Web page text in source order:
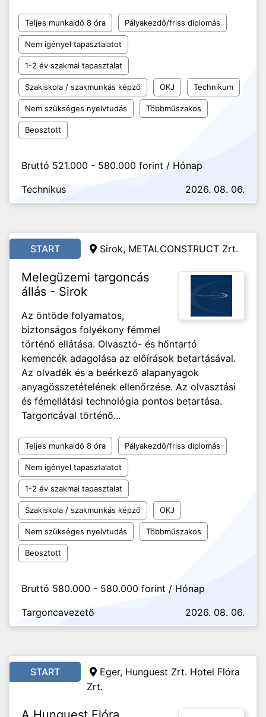
Teljes munkaidő 8 óra Pályakezdő/friss diplomás
Nem igényel tapasztalatot
1-2 év szakmai tapasztalat
Szakiskola / szakmunkás képző OKJ Technikum
Nem szükséges nyelvtudás Többműszakos
Beosztott
Bruttó 521.000 - 580.000 forint / Hónap
Technikus
2026. 08. 06.
START Sirok, METALCONSTRUCT Zrt.
Melegüzemi targoncás
állás - Sirok
Az öntöde folyamatos,
biztonságos folyékony fémmel
történő ellátása. Olvasztó- és hőntartó
kemencék adagolása az előírások betartásával.
Az olvadék és a beérkező alapanyagok
anyagösszetételének ellenőrzése. Az olvasztási
és fémellátási technológia pontos betartása.
Targoncával történő...
Teljes munkaidő 8 óra Pályakezdő/friss diplomás
Nem igényel tapasztalatot
1-2 év szakmai tapasztalat
Szakiskola / szakmunkás képző OKJ
Nem szükséges nyelvtudás Többműszakos
Beosztott
Bruttó 580.000 - 580.000 forint / Hónap
Targoncavezető
2026. 08. 06.
START
Eger, Hunguest Zrt. Hotel Flóra
Zrt.